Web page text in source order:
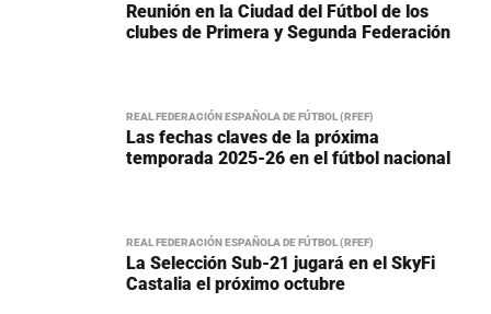
Reunión en la Ciudad del Fútbol de los
clubes de Primera y Segunda Federación
REAL FEDERACIÓN ESPAÑOLA DE FÚTBOL (RFEF)
Las fechas claves de la próxima
temporada 2025-26 en el fútbol nacional
REAL FEDERACIÓN ESPAÑOLA DE FÚTBOL (RFEF)
La Selección Sub-21 jugará en el SkyFi
Castalia el próximo octubre